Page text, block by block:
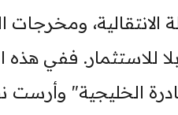
الانتقالية، ومخرجات
للاستثمار. ففي هذه
الخليجية"